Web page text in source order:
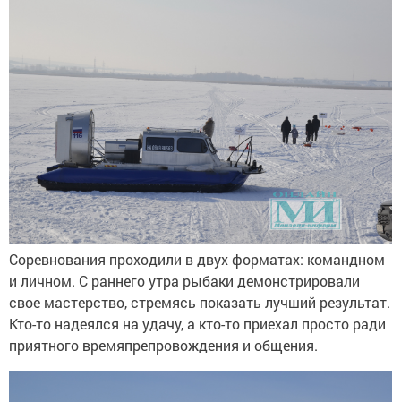
Соревнования проходили в двух форматах: командном
и личном. С раннего утра рыбаки демонстрировали
свое мастерство, стремясь показать лучший результат.
Кто-то надеялся на удачу, а кто-то приехал просто ради
приятного времяпрепровождения и общения.